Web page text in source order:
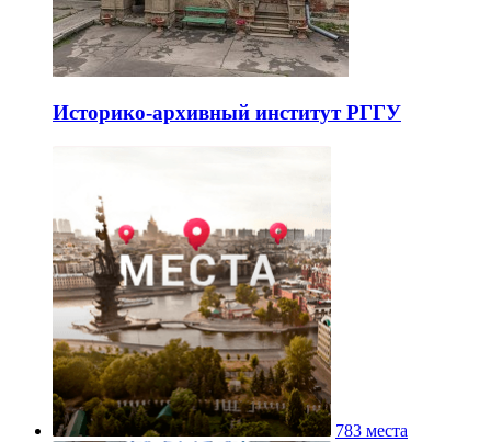
Историко-архивный институт РГГУ
783 места